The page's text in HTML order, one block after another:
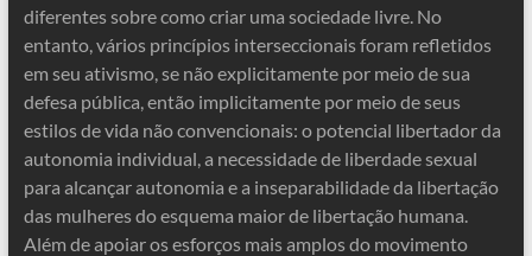
diferentes sobre como criar uma sociedade livre. No
entanto, vários princípios interseccionais foram refletidos
em seu ativismo, se não explicitamente por meio de sua
defesa pública, então implicitamente por meio de seus
estilos de vida não convencionais: o potencial libertador da
autonomia individual, a necessidade de liberdade sexual
para alcançar autonomia e a inseparabilidade da libertação
das mulheres do esquema maior de libertação humana.
Além de apoiar os esforços mais amplos do movimento